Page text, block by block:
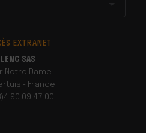
EXTRANET
SAS
Notre Dame
- France
90 09 47 00